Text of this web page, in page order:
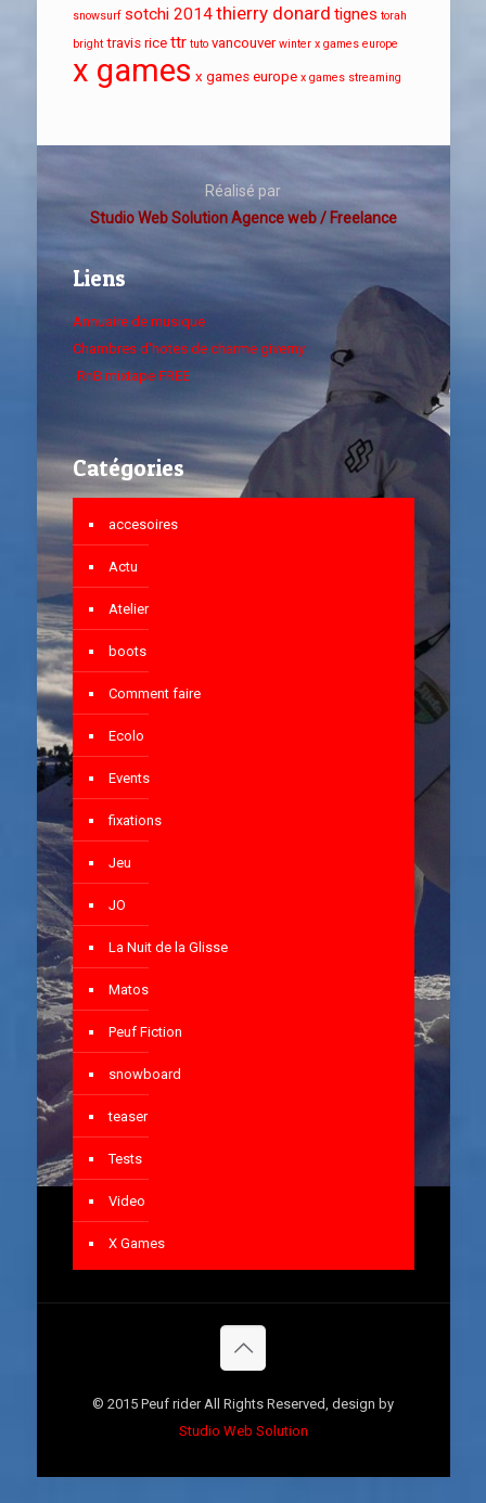
snowsurf sotchi 2014thierry donard tignes torah
bright travis rice ttr tuto vancouver winter x games europe
x games x games europe x games streaming
Réalisé par
Studio Web Solution Agence web / Freelance
Liens
Annuaire de musique
Chambres d'hotes de charme giverny
RnB mixtape FREE
Catégories
accesoires
Actu
Atelier
boots
Comment faire
Ecolo
Events
fixations
Jeu
JO
La Nuit de la Glisse
Matos
Peuf Fiction
snowboard
teaser
Tests
Video
X Games
© 2015 Peuf rider All Rights Reserved, design by
Studio Web Solution